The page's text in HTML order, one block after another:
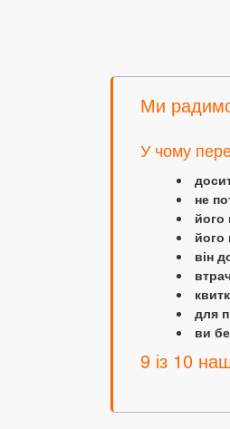
Ми
У чому
не
його
його
він
для
ви
9 із 10